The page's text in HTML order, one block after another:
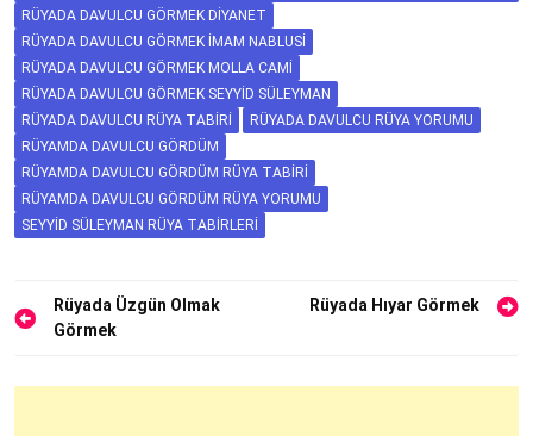
RÜYADA DAVULCU GÖRMEK DIYANET
RÜYADA DAVULCU GÖRMEK İMAM NABLUSI
RÜYADA DAVULCU GÖRMEK MOLLA CAMI
RÜYADA DAVULCU GÖRMEK SEYYID SÜLEYMAN
RÜYADA DAVULCU RÜYA TABIRI
RÜYADA DAVULCU RÜYA YORUMU
RÜYAMDA DAVULCU GÖRDÜM
RÜYAMDA DAVULCU GÖRDÜM RÜYA TABIRI
RÜYAMDA DAVULCU GÖRDÜM RÜYA YORUMU
SEYYID SÜLEYMAN RÜYA TABIRLERI
Yazı
gezinmesi
Rüyada Üzgün Olmak
Görmek
Rüyada Hıyar Görmek